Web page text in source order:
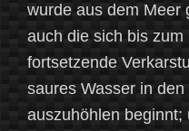
wurde aus dem Meer
auch die sich bis zum
fortsetzende
saures Wasser in
auszuhöhlen beginnt;